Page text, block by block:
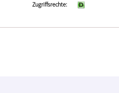
Zugriffsrechte